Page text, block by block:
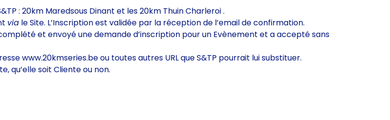
: 20km Maredsous Dinant et les 20km Thuin Charleroi .
via le Site. L’Inscription est validée par la réception de l’email de confirmation.
et envoyé une demande d’inscription pour un Evènement et a accepté sans
www.20kmseries.be ou toutes autres URL que S&TP pourrait lui substituer.
qu’elle soit Cliente ou non.